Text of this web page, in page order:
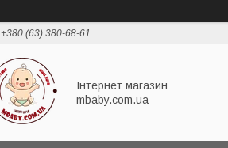
+380 (63) 380-68-61
Інтернет магазин
mbaby.com.ua